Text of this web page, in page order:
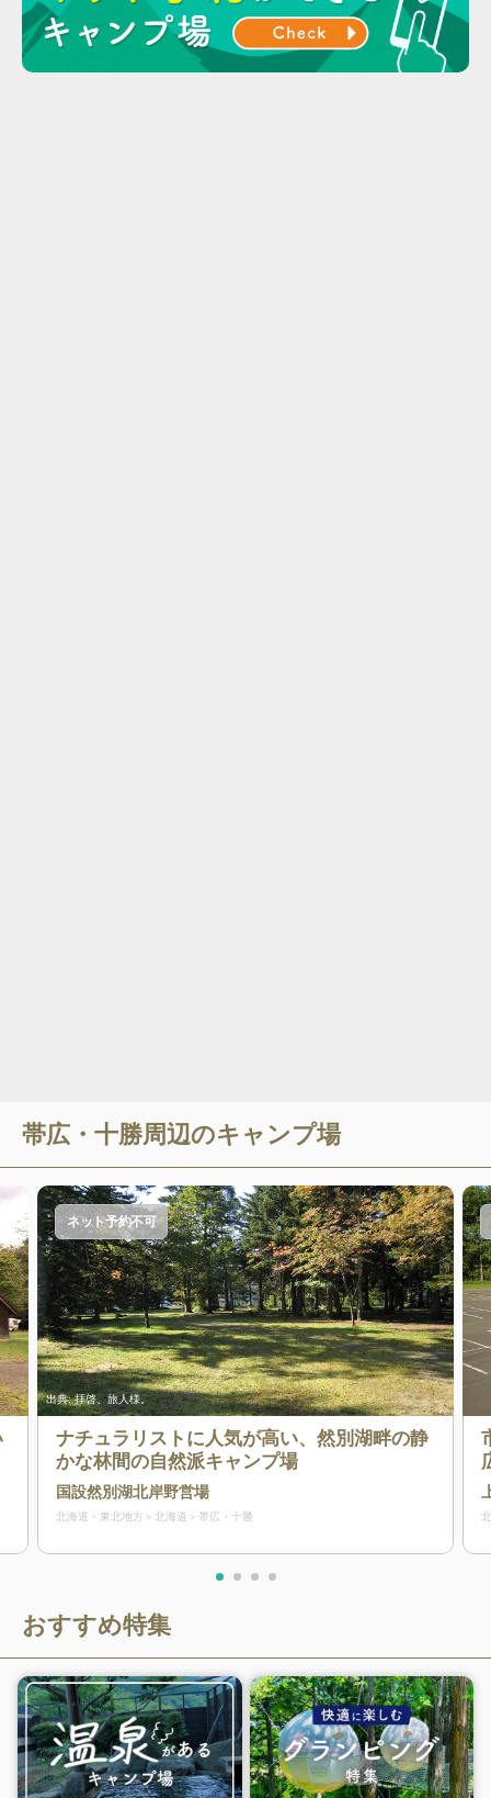
帯広・十勝周辺のキャンプ場
出典:拝啓、旅人様。
ネット予約不可
ナチュラリストに人気が高い、然別湖畔の静
かな林間の自然派キャンプ場
国設然別湖北岸野営場
北海道・東北地方 北海道 帯広・十勝
おすすめ特集